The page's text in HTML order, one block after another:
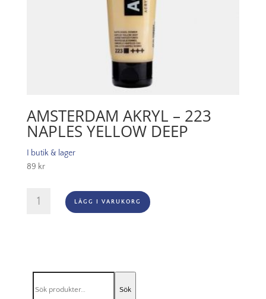
AMSTERDAM AKRYL – 223
NAPLES YELLOW DEEP
I butik & lager
89 kr
Amsterdam
Akryl
Deep
mängd
LÄGG I VARUKORG
efter:
Sök